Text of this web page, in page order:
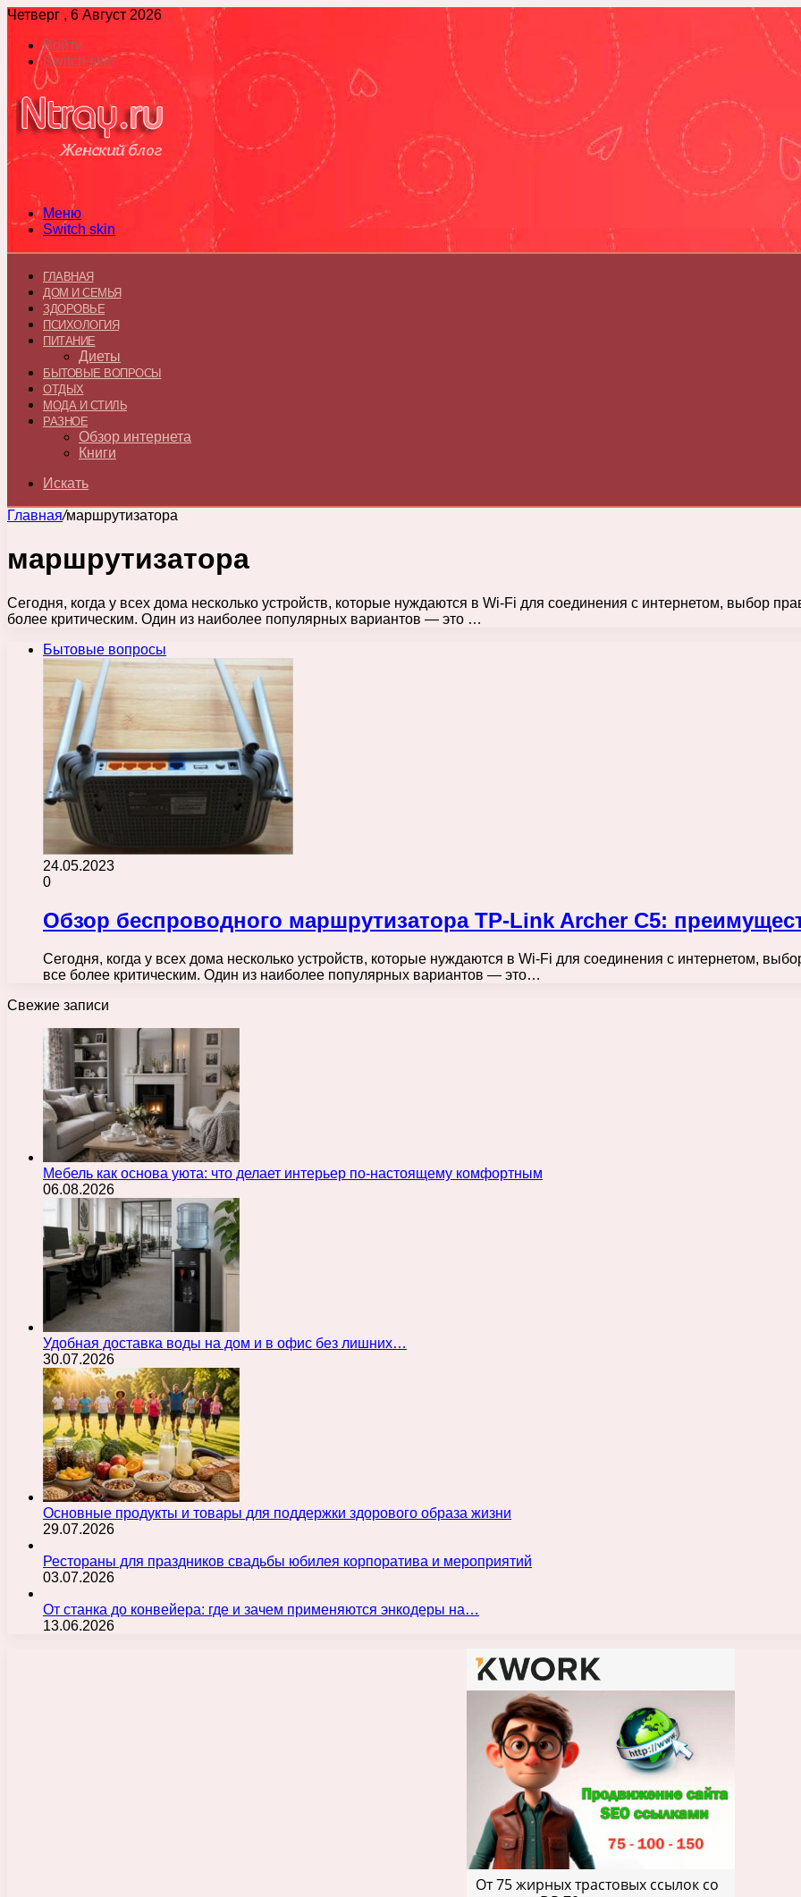
Четверг , 6 Август 2026
Войти
Switch skin
Меню
Switch skin
ГЛАВНАЯ
ДОМ И СЕМЬЯ
ЗДОРОВЬЕ
ПСИХОЛОГИЯ
ПИТАНИЕ
Диеты
БЫТОВЫЕ ВОПРОСЫ
ОТДЫХ
МОДА И СТИЛЬ
РАЗНОЕ
Обзор интернета
Книги
Искать
Главная/маршрутизатора
маршрутизатора
Сегодня, когда у всех дома несколько устройств, которые нуждаются в Wi-Fi для соединения с интернетом, выбор
более критическим. Один из наиболее популярных вариантов — это …
Бытовые вопросы
24.05.2023
0
Обзор беспроводного маршрутизатора TP-Link Archer C5:
Сегодня, когда у всех дома несколько устройств, которые нуждаются в Wi-Fi для соединения с интернетом,
все более критическим. Один из наиболее популярных вариантов — это…
Свежие записи
Мебель как основа уюта: что делает интерьер по-настоящему комфортным
06.08.2026
Удобная доставка воды на дом и в офис без лишних…
30.07.2026
Основные продукты и товары для поддержки здорового образа жизни
29.07.2026
Рестораны для праздников свадьбы юбилея корпоратива и мероприятий
03.07.2026
От станка до конвейера: где и зачем применяются энкодеры на…
13.06.2026